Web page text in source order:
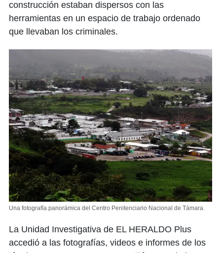
construcción estaban dispersos con las
herramientas en un espacio de trabajo ordenado
que llevaban los criminales.
Una fotografía panorámica del Centro Penitenciario Nacional de Támara.
La Unidad Investigativa de EL HERALDO Plus
accedió a las fotografías, videos e informes de los